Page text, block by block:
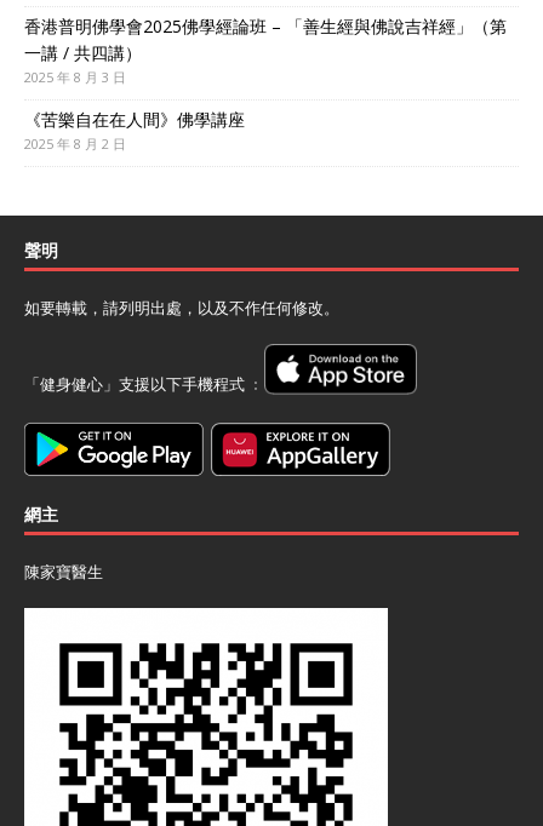
香港普明佛學會2025佛學經論班 – 「善生經與佛說吉祥經」（第
一講 / 共四講）
2025 年 8 月 3 日
《苦樂自在在人間》佛學講座
2025 年 8 月 2 日
聲明
如要轉載，請列明出處，以及不作任何修改。
「健身健心」支援以下手機程式 ﹕
網主
陳家寶醫生